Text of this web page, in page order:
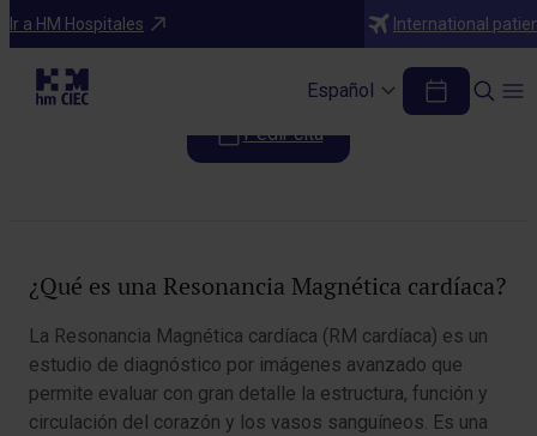
Ir a HM Hospitales International
Español
Pruebas diagnósticas
RM Cardíaca
Pedir cita
¿Qué es una Resonancia Magnética cardíaca?
La Resonancia Magnética cardíaca (RM cardíaca) es un
estudio de diagnóstico por imágenes avanzado que
permite evaluar con gran detalle la estructura, función y
circulación del corazón y los vasos sanguíneos. Es una